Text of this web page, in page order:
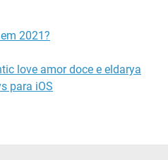
2021?
love amor doce e eldarya
para iOS